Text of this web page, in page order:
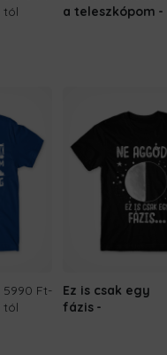
tól
a teleszkópom
5990 Ft-
tól
Ez is csak egy
fázis